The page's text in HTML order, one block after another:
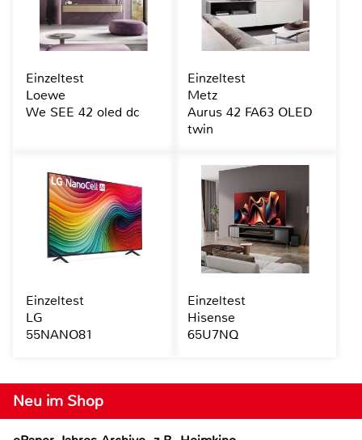
Neu im Shop
Einzeltest
Loewe
We SEE 42 oled dc
Einzeltest
Metz
Aurus 42 FA63 OLED
twin
Einzeltest
LG
55NANO81
Einzeltest
Hisense
65U7NQ